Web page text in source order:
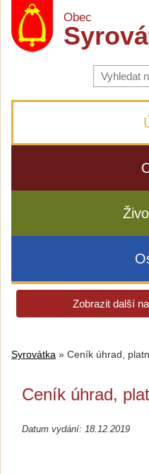
Obec
na
stránkách
Zobrazit další
Syrovátka » Ceník úhrad,
Ceník úhrad,
Datum vydání: 18.12.2019